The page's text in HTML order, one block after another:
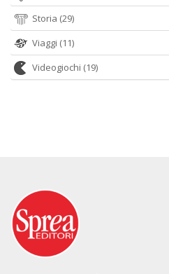
Storia (29)
Viaggi (11)
Videogiochi (19)